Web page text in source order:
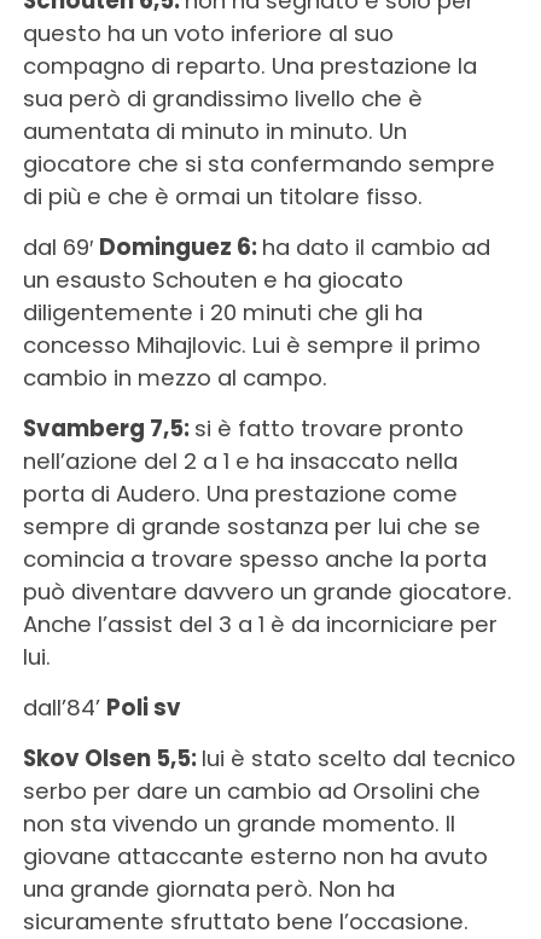
questo ha un voto inferiore al suo
compagno di reparto. Una prestazione la
sua però di grandissimo livello che è
aumentata di minuto in minuto. Un
giocatore che si sta confermando sempre
di più e che è ormai un titolare fisso.
dal 69′ Dominguez 6: ha dato il cambio ad
un esausto Schouten e ha giocato
diligentemente i 20 minuti che gli ha
concesso Mihajlovic. Lui è sempre il primo
cambio in mezzo al campo.
Svamberg 7,5: si è fatto trovare pronto
nell’azione del 2 a 1 e ha insaccato nella
porta di Audero. Una prestazione come
sempre di grande sostanza per lui che se
comincia a trovare spesso anche la porta
può diventare davvero un grande giocatore.
Anche l’assist del 3 a 1 è da incorniciare per
lui.
dall’84’ Poli sv
Skov Olsen 5,5: lui è stato scelto dal tecnico
serbo per dare un cambio ad Orsolini che
non sta vivendo un grande momento. Il
giovane attaccante esterno non ha avuto
una grande giornata però. Non ha
sicuramente sfruttato bene l’occasione.